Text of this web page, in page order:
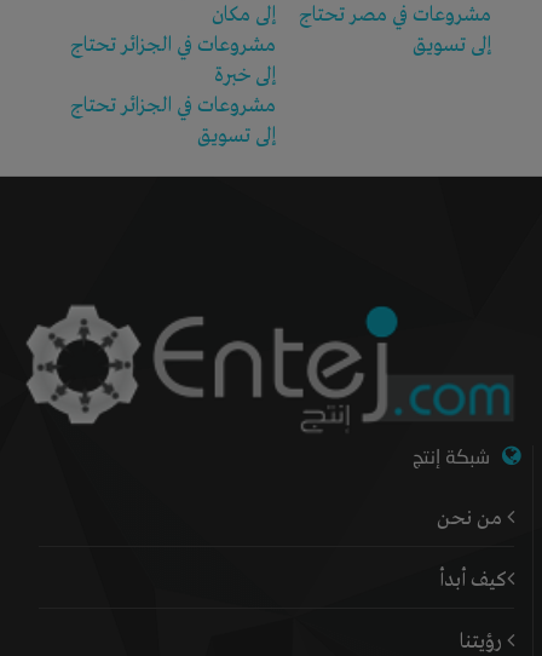
مشروعات في مصر تحتاج
إلى تسويق
إلى مكان
مشروعات في الجزائر تحتاج
إلى خبرة
مشروعات في الجزائر تحتاج
إلى تسويق
شبكة إنتج
من نحن
كيف أبدأ
رؤيتنا